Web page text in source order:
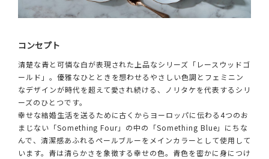
コンセプト
清楚な青と可憐な白が表現された上品なシリーズ「レースウッドゴ
ールド」。優雅なひとときを想わせるやさしい色調とフェミニン
なデザインが時代を超えて愛され続ける、ノリタケを代表するシリ
ーズのひとつです。
幸せな結婚生活を送るために古くからヨーロッパに伝わる4つのお
まじない「Something Four」の中の「Something Blue」にちな
んで、清潔感あふれるペールブルーをメインカラーとして使用して
います。青は清らかさを象徴する幸せの色。青色を密かに身につけ